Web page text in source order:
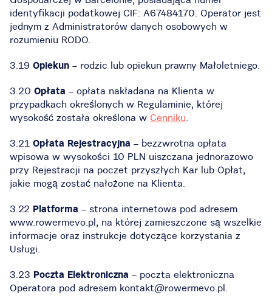
identyfikacji podatkowej CIF: A67484170. Operator jest
jednym z Administratorów danych osobowych w
rozumieniu RODO.
3.19 Opiekun – rodzic lub opiekun prawny Małoletniego.
3.20 Opłata – opłata nakładana na Klienta w
przypadkach określonych w Regulaminie, której
wysokość została określona w Cenniku.
3.21 Opłata Rejestracyjna – bezzwrotna opłata
wpisowa w wysokości 10 PLN uiszczana jednorazowo
przy Rejestracji na poczet przyszłych Kar lub Opłat,
jakie mogą zostać nałożone na Klienta.
3.22 Platforma – strona internetowa pod adresem
www.rowermevo.pl, na której zamieszczone są wszelkie
informacje oraz instrukcje dotyczące korzystania z
Usługi.
3.23 Poczta Elektroniczna – poczta elektroniczna
Operatora pod adresem kontakt@rowermevo.pl.